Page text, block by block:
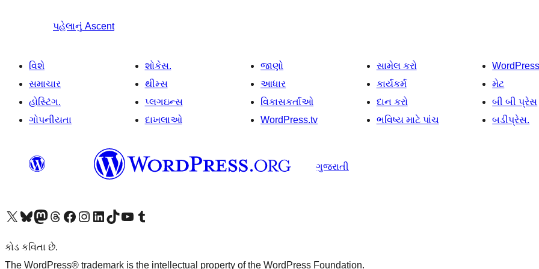
પહેલાનું Ascent
વિશે
સમાચાર
હોસ્ટિંગ.
ગોપનીયતા
શોકેસ.
થીમ્સ
પ્લગઇન્સ
દાખલાઓ
જાણો
આધાર
વિકાસકર્તાઓ
WordPress.tv
સામેલ કરો
કાર્યકર્મ
દાન કરો
ભવિષ્ય માટે પાંચ
મેટ
બી બી પ્રેસ
બડીપ્રેસ.
ગુજરાતી
અમારા X (અગાઉ ટ્વિટર) એકાઉન્ટની મુલાકાત લોઅમારા Bluesky એકાઉન્ટની મુલાકાત લોઅમારા માસ્ટોડોન એકાઉન્ટની મુલાકાત લોઅમારા Threads એકાઉન્ટની મુલાકાત લો અમારા ફેસબુક પેજની મુલાકાત લોઅમારા ઇન્સ્ટાગ્રામ એકાઉન્ટની મુલાકાત લો અમારા LinkedIn એકાઉન્ટની મુલાકાત લોઅમારા TikTok એકાઉન્ટની મુલાકાત લોઅમારી YouTube ચેનલની મુલાકાત લો અમારા Tumblr એકાઉન્ટની મુલાકાત લો
કોડ કવિતા છે.
The WordPress® trademark is the intellectual property of the WordPress Foundation.